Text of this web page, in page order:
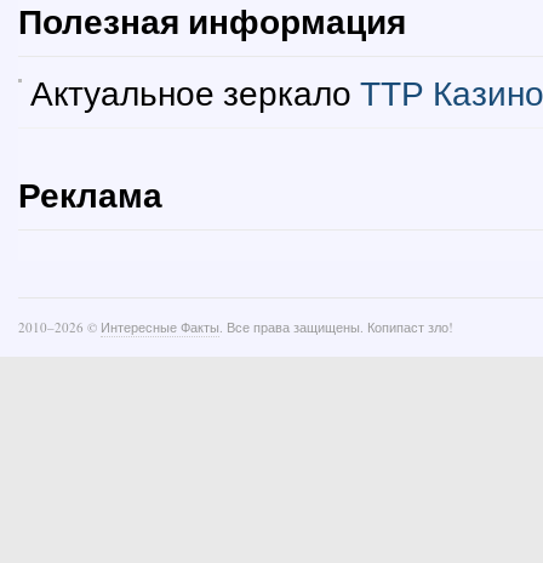
Полезная информация
Актуальное зеркало ТТР Казино
Реклама
2010–2026 © Интересные Факты. Все права защищены. Копипаст зло!